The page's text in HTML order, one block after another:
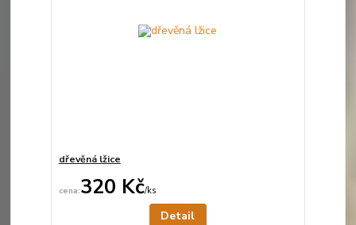
dřevěná lžice
320 Kč/ks
Detail